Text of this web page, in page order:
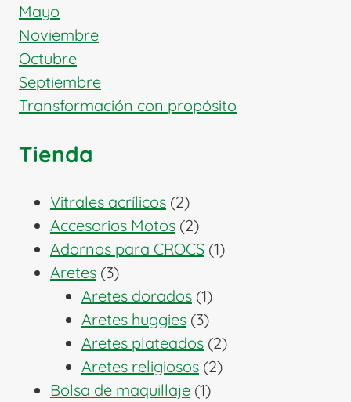
Mayo
Noviembre
Octubre
Septiembre
Transformación con propósito
Tienda
Vitrales acrílicos 22
productos
Accesorios Motos 22
productos
Adornos para CROCS 11
Aretes 33
productos
Aretes dorados 11
producto
Aretes huggies 33
productos
Aretes plateados 22
productos
Aretes religiosos 22
Bolsa de maquillaje 11